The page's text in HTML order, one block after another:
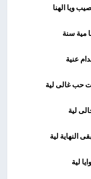
ويا الهنا
مية سنة
عنية
حب غالى لية
لية
النهاية لية
لية